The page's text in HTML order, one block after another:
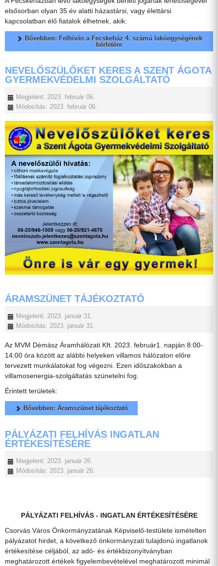
elsősorban olyan 35 év alatti házastársi, vagy élettársi
kapcsolatban élő fiatalok élhetnek, akik:
Bővebben: Felhívás a Fecskeház 4. számú lakóegységének
bérletére
NEVELŐSZÜLŐKET KERES A SZENT ÁGOTA
GYERMEKVÉDELMI SZOLGÁLTATÓ
Megjelent: 2023. február 06.
Módosítás: 2023. február 06.
ÁRAMSZÜNET TÁJÉKOZTATÓ
Megjelent: 2023. január 31.
Módosítás: 2023. január 31.
Az MVM Démász Áramhálózati Kft. 2023. február1. napján 8:00-
14:00 óra között az alábbi helyeken villamos hálózaton előre
tervezett munkálatokat fog végezni. Ezen időszakokban a
villamosenergia-szolgáltatás szünetelni fog.
Érintett területek:
Bővebben: Áramszünet tájékoztató
PÁLYÁZATI FELHÍVÁS INGATLAN
ÉRTÉKESÍTÉSÉRE
Megjelent: 2023. január 26.
Módosítás: 2023. január 26.
PÁLYÁZATI FELHÍVÁS - INGATLAN ÉRTÉKESÍTÉSÉRE
Csorvás Város Önkormányzatának Képviselő-testülete ismételten
pályázatot hirdet, a következő önkormányzati tulajdonú ingatlanok
értékesítése céljából, az adó- és értékbizonyítványban
meghatározott értékek figyelembevételével meghatározott minimál